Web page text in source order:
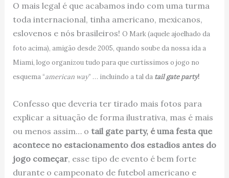
O mais legal é que acabamos indo com uma turma
toda internacional, tinha americano, mexicanos,
eslovenos e nós brasileiros! O Mark (aquele ajoelhado da
foto acima), amigão desde 2005, quando soube da nossa ida a
Miami, logo organizou tudo para que curtíssimos o jogo no
esquema “american way” … incluindo a tal da tail gate party!
Confesso que deveria ter tirado mais fotos para
explicar a situação de forma ilustrativa, mas é mais
ou menos assim… o tail gate party, é uma festa que
acontece no estacionamento dos estadios antes do
jogo começar, esse tipo de evento é bem forte
durante o campeonato de futebol americano e